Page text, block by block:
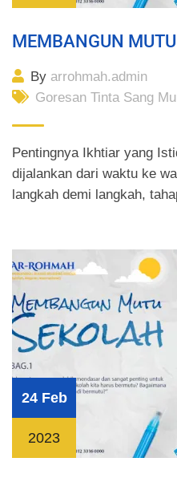
MEMBANGUN
By arrohmah.admin
Goresan Tinta Sang
Pentingnya Ikhtiar yang
dijalankan dari waktu ke
langkah demi langkah,
24 Feb
2023